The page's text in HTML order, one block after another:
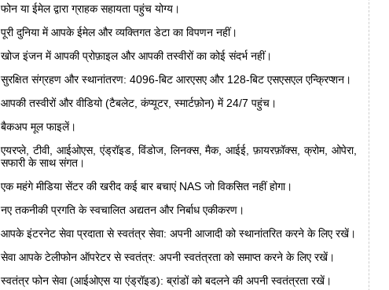
फोन या ईमेल द्वारा ग्राहक सहायता पहुंच योग्य।
पूरी दुनिया में आपके ईमेल और व्यक्तिगत डेटा का विपणन नहीं।
खोज इंजन में आपकी प्रोफ़ाइल और आपकी तस्वीरों का कोई संदर्भ नहीं।
सुरक्षित संग्रहण और स्थानांतरण: 4096-बिट आरएसए और 128-बिट एसएसएल एन्क्रिप्शन।
आपकी तस्वीरों और वीडियो (टैबलेट, कंप्यूटर, स्मार्टफ़ोन) में 24/7 पहुंच।
बैकअप मूल फाइलें।
एयरप्ले, टीवी, आईओएस, एंड्रॉइड, विंडोज, लिनक्स, मैक, आईई, फ़ायरफ़ॉक्स, क्रोम, ओपेरा,
सफारी के साथ संगत।
एक महंगे मीडिया सेंटर की खरीद कई बार बचाएं NAS जो विकसित नहीं होगा।
नए तकनीकी प्रगति के स्वचालित अद्यतन और निर्बाध एकीकरण।
आपके इंटरनेट सेवा प्रदाता से स्वतंत्र सेवा: अपनी आजादी को स्थानांतरित करने के लिए रखें।
सेवा आपके टेलीफोन ऑपरेटर से स्वतंत्र: अपनी स्वतंत्रता को समाप्त करने के लिए रखें।
स्वतंत्र फोन सेवा (आईओएस या एंड्रॉइड): ब्रांडों को बदलने की अपनी स्वतंत्रता रखें।